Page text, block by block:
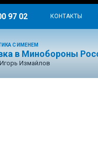
97 02 КОНТАКТЫ
С ИМЕНЕМ
в Минобороны
Измайлов